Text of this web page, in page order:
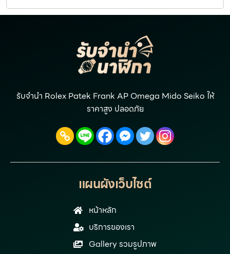
รับจำนำ Rolex Patek Frank AP Omega Mido Seiko ให้
ราคาสูง ปลอดภัย
แผนผังเว็บไซต์
หน้าหลัก
บริการของเรา
Gallery รวมรูปภาพ